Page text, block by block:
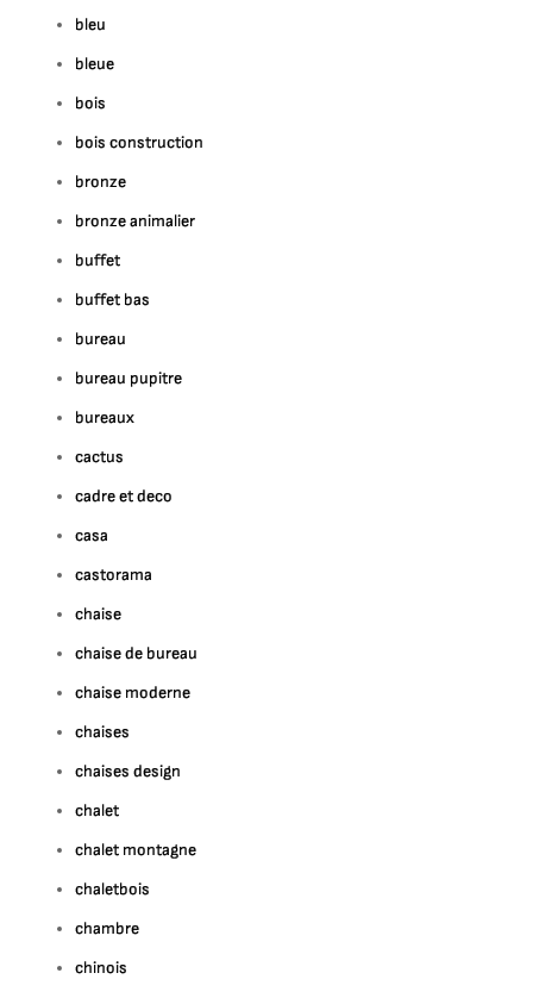
bleu
bleue
bois
bois construction
bronze
bronze animalier
buffet
buffet bas
bureau
bureau pupitre
bureaux
cactus
cadre et deco
casa
castorama
chaise
chaise de bureau
chaise moderne
chaises
chaises design
chalet
chalet montagne
chaletbois
chambre
chinois